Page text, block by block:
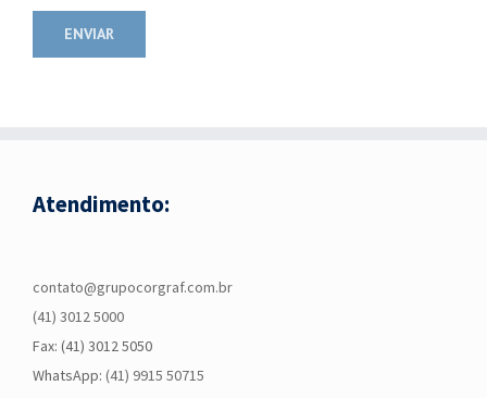
Atendimento:
contato@grupocorgraf.com.br
(41) 3012 5000
Fax: (41) 3012 5050
WhatsApp: (41) 9915 50715